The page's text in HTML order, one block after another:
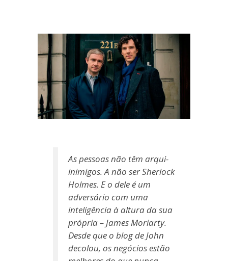
moda
antiga.
As pessoas não têm arqui-
inimigos. A não ser Sherlock
Holmes. E o dele é um
adversário com uma
inteligência à altura da sua
própria – James Moriarty.
Desde que o blog de John
decolou, os negócios estão